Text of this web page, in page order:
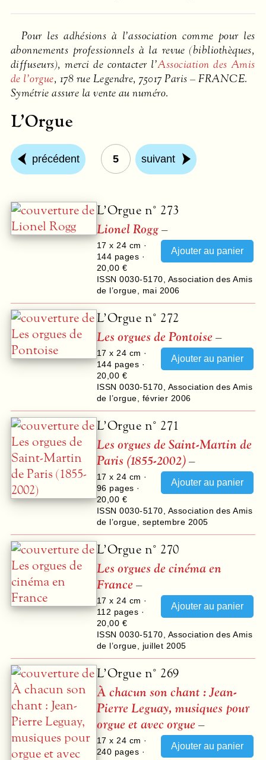
Pour les adhésions à l’association comme pour les
abonnements professionnels à la revue (bibliothèques,
diffuseurs), merci de contacter l’Association des Amis
de l’orgue, 178 rue Legendre, 75017 Paris –FRANCE.
Symétrie assure la vente au numéro.
L’Orgue
précédent 5 suivant
L’Orgue n° 273
Lionel Rogg–
17 x 24 cm ·
144 pages ·
20,00 €
ISSN 0030-5170 Association des Amis
de l’orgue
mai 2006
L’Orgue n° 272
Les orgues de Pontoise –
17 x 24 cm ·
144 pages ·
20,00 €
ISSN 0030-5170 Association des Amis
de l’orgue
février 2006
L’Orgue n° 271
Les orgues de Saint-Martin de
Paris (1855-2002)–
17 x 24 cm ·
96 pages ·
20,00 €
ISSN 0030-5170 Association des Amis
de l’orgue
septembre 2005
L’Orgue n° 270
Les orgues de cinéma en
France –
17 x 24 cm ·
112 pages ·
20,00 €
ISSN 0030-5170 Association des Amis
de l’orgue
juillet 2005
L’Orgue n° 269
À chacun son chant : Jean-
Pierre Leguay, musiques pour
orgue et avec orgue –
17 x 24 cm ·
240 pages ·